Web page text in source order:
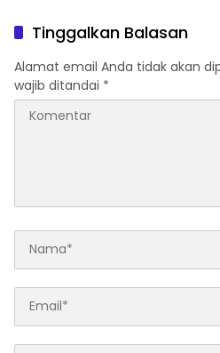
Pengeroyokan
Tinggalkan Balasan
Alamat email Anda tidak akan
wajib ditandai *